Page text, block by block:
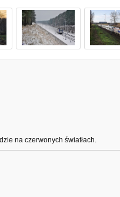
na czerwonych światłach.